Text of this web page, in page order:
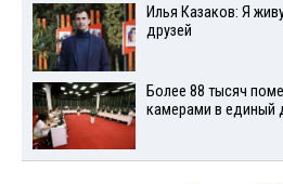
Илья Казаков: Я
друзей
Более 88 тысяч
камерами в единый